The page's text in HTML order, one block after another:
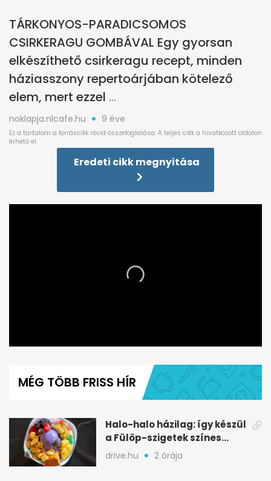
TÁRKONYOS-PARADICSOMOS
CSIRKERAGU GOMBÁVAL Egy gyorsan
elkészíthető csirkeragu recept, minden
háziasszony repertoárjában kötelező
elem, mert ezzel
noklapja.nlcafe.hu 9 éve
Eredeti cikk megnyitása
minute,
MÉG TÖBB FRISS HÍR
Halo-halo házilag: így készül
a Fülöp-szigetek színes
jégdesszertje
drive.hu 2 órája